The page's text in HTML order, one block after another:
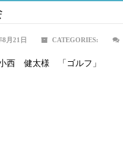
8月21日 CATEGORIES:
西 健太様 「ゴルフ」